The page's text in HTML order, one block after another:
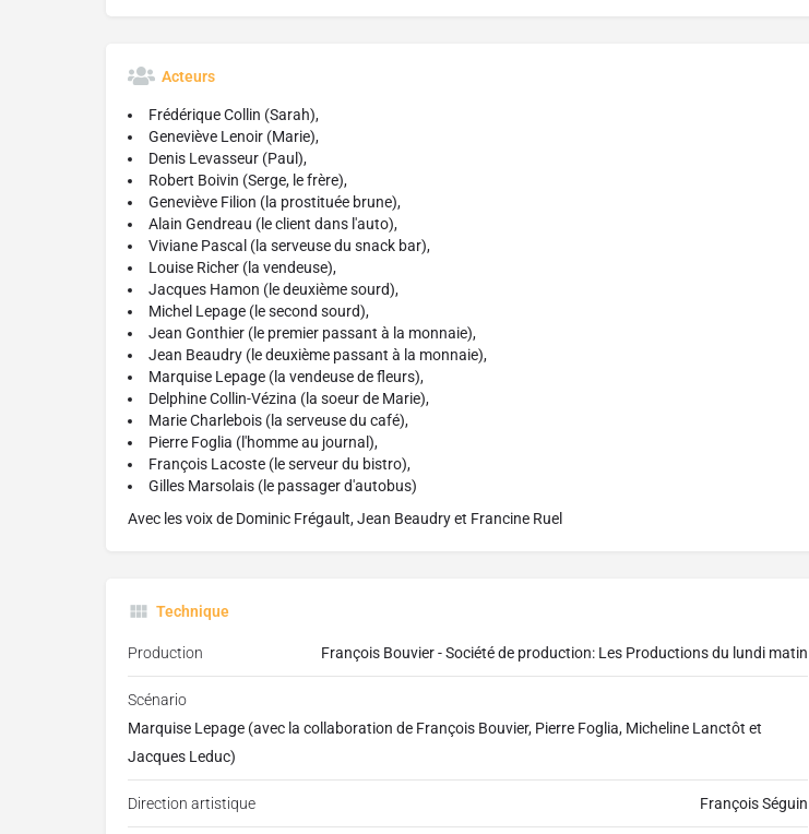
Acteurs
Frédérique Collin (Sarah),
Geneviève Lenoir (Marie),
Denis Levasseur (Paul),
Robert Boivin (Serge, le frère),
Geneviève Filion (la prostituée brune),
Alain Gendreau (le client dans l'auto),
Viviane Pascal (la serveuse du snack bar),
Louise Richer (la vendeuse),
Jacques Hamon (le deuxième sourd),
Michel Lepage (le second sourd),
Jean Gonthier (le premier passant à la monnaie),
Jean Beaudry (le deuxième passant à la monnaie),
Marquise Lepage (la vendeuse de fleurs),
Delphine Collin-Vézina (la soeur de Marie),
Marie Charlebois (la serveuse du café),
Pierre Foglia (l'homme au journal),
François Lacoste (le serveur du bistro),
Gilles Marsolais (le passager d'autobus)
Avec les voix de Dominic Frégault, Jean Beaudry et Francine Ruel
Technique
Production François Bouvier - Société de production: Les Productions du lundi matin
Scénario
Marquise Lepage (avec la collaboration de François Bouvier, Pierre Foglia, Micheline Lanctôt et
Jacques Leduc)
Direction artistique François Séguin